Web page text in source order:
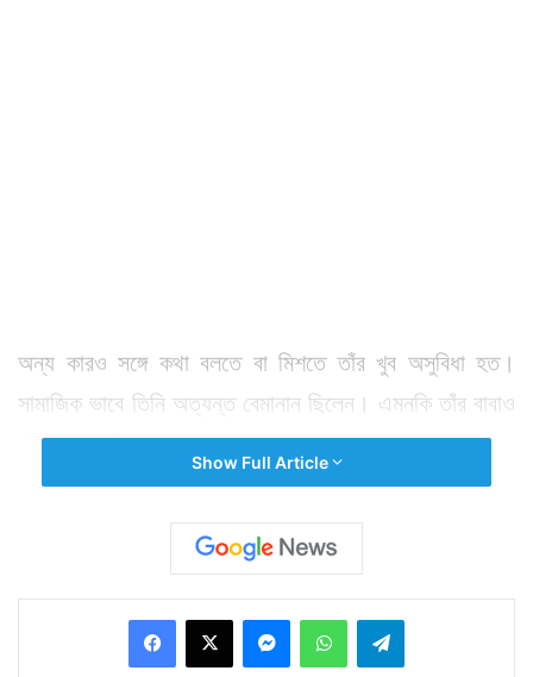
অন্য কারও সঙ্গে কথা বলতে বা মিশতে তাঁর খুব অসুবিধা হত।
সামাজিক ভাবে তিনি অত্যন্ত বেমানান ছিলেন। এমনকি তাঁর বাবাও
তাঁকে বুঝে উঠতে পারতেন না।
Show Full Article